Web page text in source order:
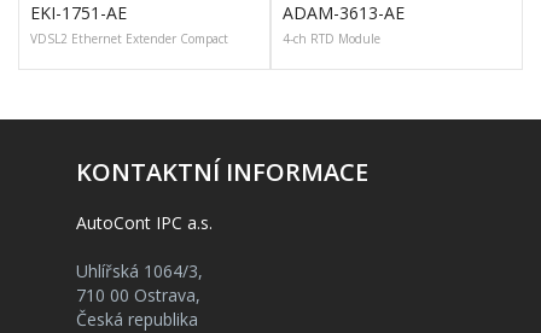
EKI-1751-AE
VDSL2 Ethernet Extender Compact
ADAM-3613-AE
4-ch RTD Module
KONTAKTNÍ INFORMACE
AutoCont IPC a.s.
Uhlířská 1064/3,
710 00 Ostrava,
Česká republika